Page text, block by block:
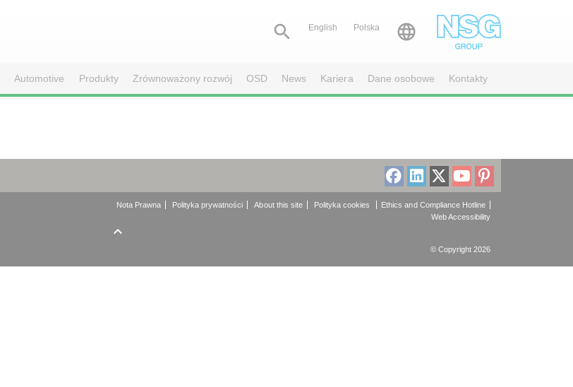
 English Polska 
Automotive Produkty Zrównoważony rozwój OSD News Kariera Dane osobowe Kontakty
Nota Prawna Polityka prywatności About this site Polityka cookies
Ethics and Compliance Hotline
Web Accessibility

© Copyright 2026